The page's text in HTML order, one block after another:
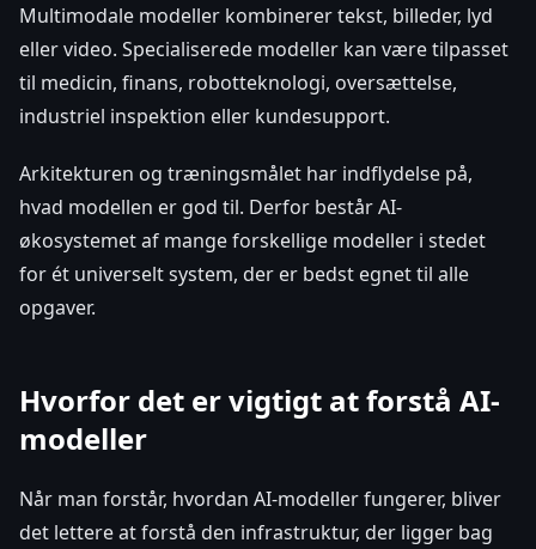
Multimodale modeller kombinerer tekst, billeder, lyd
eller video. Specialiserede modeller kan være tilpasset
til medicin, finans, robotteknologi, oversættelse,
industriel inspektion eller kundesupport.
Arkitekturen og træningsmålet har indflydelse på,
hvad modellen er god til. Derfor består AI-
økosystemet af mange forskellige modeller i stedet
for ét universelt system, der er bedst egnet til alle
opgaver.
Hvorfor det er vigtigt at forstå AI-
modeller
Når man forstår, hvordan AI-modeller fungerer, bliver
det lettere at forstå den infrastruktur, der ligger bag